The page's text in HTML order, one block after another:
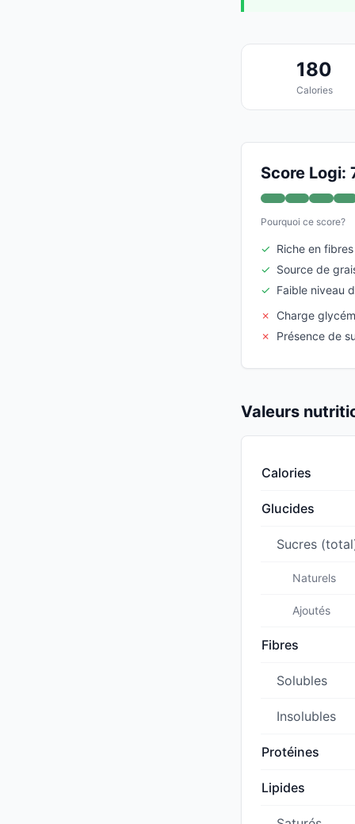
180
Calories
Score Logi:
Pourquoi ce score?
✓ Riche en fibres
✓ Source de
✓ Faible niveau
✗
Charge
✗
Présence de
Valeurs
Calories
Glucides
Sucres
Naturels
Ajoutés
Fibres
Solubles
Insolubles
Protéines
Lipides